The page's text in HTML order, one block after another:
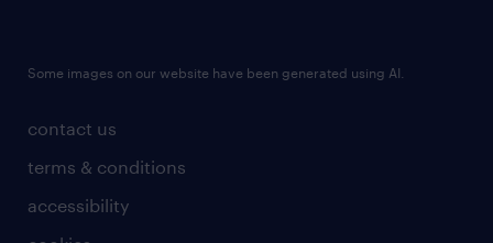
contact us
terms & conditions
accessibility
Some images on our website have been generated using AI.